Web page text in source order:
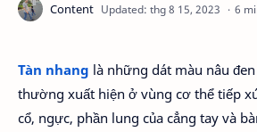
6
Tàn nhang là những dát màu nâu
thường xuất hiện ở vùng cơ thể tiếp
cổ, ngực, phần lung của cẳng tay và